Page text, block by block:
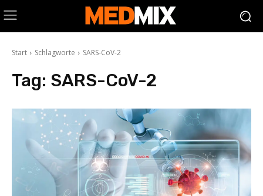
Start Schlagworte SARS-CoV-2
Tag: SARS-CoV-2